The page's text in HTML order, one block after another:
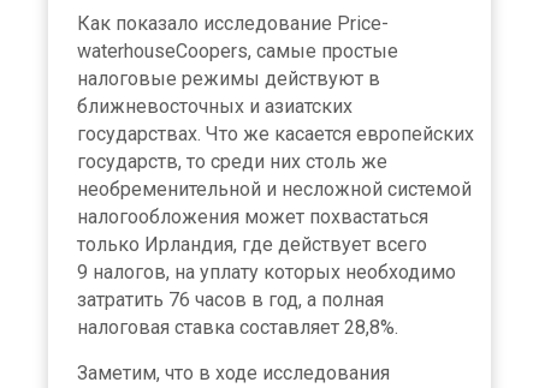
Как показало исследование Price-
waterhouseCoopers, самые простые
налоговые режимы действуют в
ближневосточных и азиатских
государствах. Что же касается европейских
государств, то среди них столь же
необременительной и несложной системой
налогообложения может похвастаться
только Ирландия, где действует всего
9 налогов, на уплату которых необходимо
затратить 76 часов в год, а полная
налоговая ставка составляет 28,8%.
Заметим, что в ходе исследования